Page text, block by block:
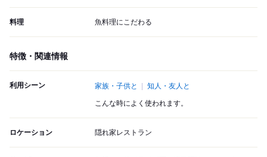
料理 魚料理にこだわる
特徴・関連情報
利用シーン 家族・子供と 知人・友人と
こんな時によく使われます。
ロケーション 隠れ家レストラン